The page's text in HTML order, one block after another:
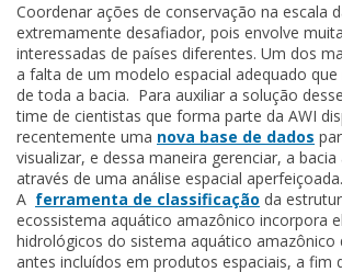
Coordenar ações de conservação na escala
extremamente desafiador, pois envolve
interessadas de países diferentes. Um dos
a falta de um modelo espacial adequado
de toda a bacia. Para auxiliar a solução
time de cientistas que forma parte da AWI
recentemente uma nova base de dados
visualizar, e dessa maneira gerenciar, a
através de uma análise espacial aperfeiçoada.
A ferramenta de classificação da
ecossistema aquático amazônico incorpora
hidrológicos do sistema aquático amazônico
antes incluídos em produtos espaciais, a fim